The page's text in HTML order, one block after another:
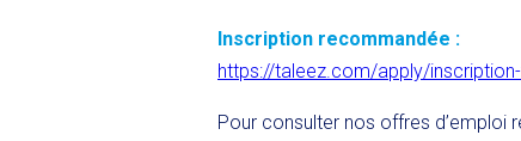
Inscription recommandée :
https://taleez.com/apply/
Pour consulter nos offres d’emploi